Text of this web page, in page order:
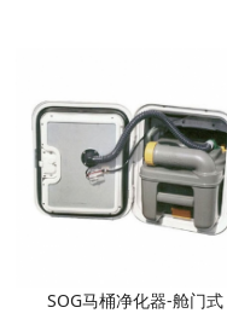
SOG马桶净化器-舱门式